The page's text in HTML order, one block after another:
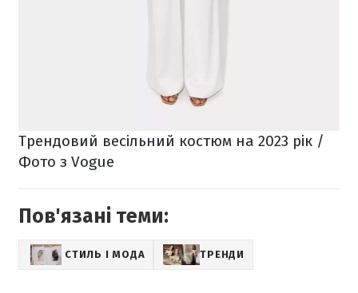
Трендовий весільний костюм на 2023 рік /
Фото з Vogue
Пов'язані теми:
СТИЛЬ І МОДА ТРЕНДИ